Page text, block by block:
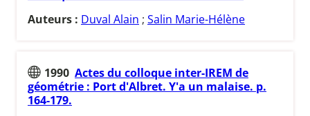
Auteurs : Duval Alain ; Salin Marie-Hélène
1990 Actes du colloque inter-IREM de
géométrie : Port d'Albret. Y'a un malaise. p.
164-179.